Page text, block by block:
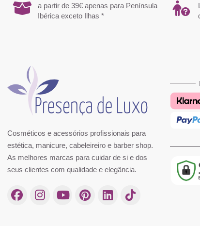
a partir de 39€ apenas para Península
Ibérica exceto Ilhas *
Cosméticos e acessórios profissionais para
estética, manicure, cabeleireiro e barber shop.
As melhores marcas para cuidar de si e dos
seus clientes com qualidade e elegância.